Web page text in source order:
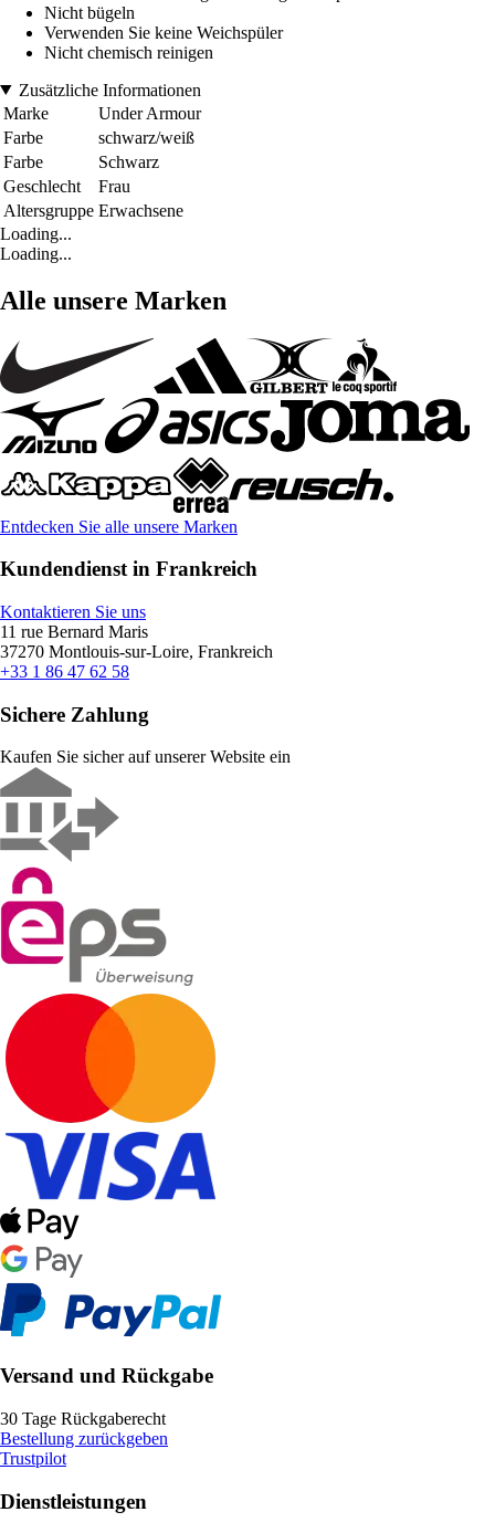
Nicht bügeln
Verwenden Sie keine Weichspüler
Nicht chemisch reinigen
Zusätzliche Informationen
Marke
Under Armour
Farbe
schwarz/weiß
Farbe
Schwarz
Geschlecht
Frau
Altersgruppe Erwachsene
Loading...
Loading...
Alle unsere Marken
Entdecken Sie alle unsere Marken
Kundendienst in Frankreich
Kontaktieren Sie uns
11 rue Bernard Maris
37270 Montlouis-sur-Loire, Frankreich
+33 1 86 47 62 58
Sichere Zahlung
Kaufen Sie sicher auf unserer Website ein
Versand und Rückgabe
30 Tage Rückgaberecht
Bestellung zurückgeben
Trustpilot
Dienstleistungen